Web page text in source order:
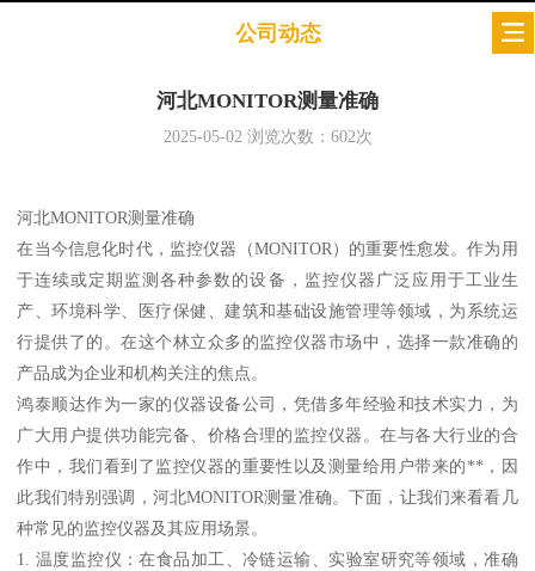
公司动态
河北MONITOR测量准确
2025-05-02 浏览次数： 602次
河北MONITOR测量准确
在当今信息化时代，监控仪器（MONITOR）的重要性愈发。作为用
于连续或定期监测各种参数的设备，监控仪器广泛应用于工业生
产、环境科学、医疗保健、建筑和基础设施管理等领域，为系统运
行提供了的。在这个林立众多的监控仪器市场中，选择一款准确的
产品成为企业和机构关注的焦点。
鸿泰顺达作为一家的仪器设备公司，凭借多年经验和技术实力，为
广大用户提供功能完备、价格合理的监控仪器。在与各大行业的合
作中，我们看到了监控仪器的重要性以及测量给用户带来的**，因
此我们特别强调，河北MONITOR测量准确。下面，让我们来看看几
种常见的监控仪器及其应用场景。
1. 温度监控仪：在食品加工、冷链运输、实验室研究等领域，准确